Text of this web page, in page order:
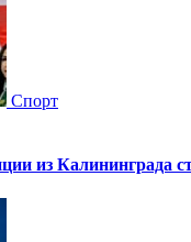
Спорт
из Калининграда